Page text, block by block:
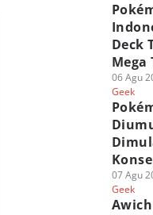
Deck
Mega
06 Agu
Geek
07 Agu
Geek